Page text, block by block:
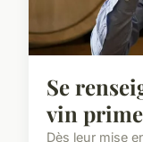
Se
vin
Dès leur mise